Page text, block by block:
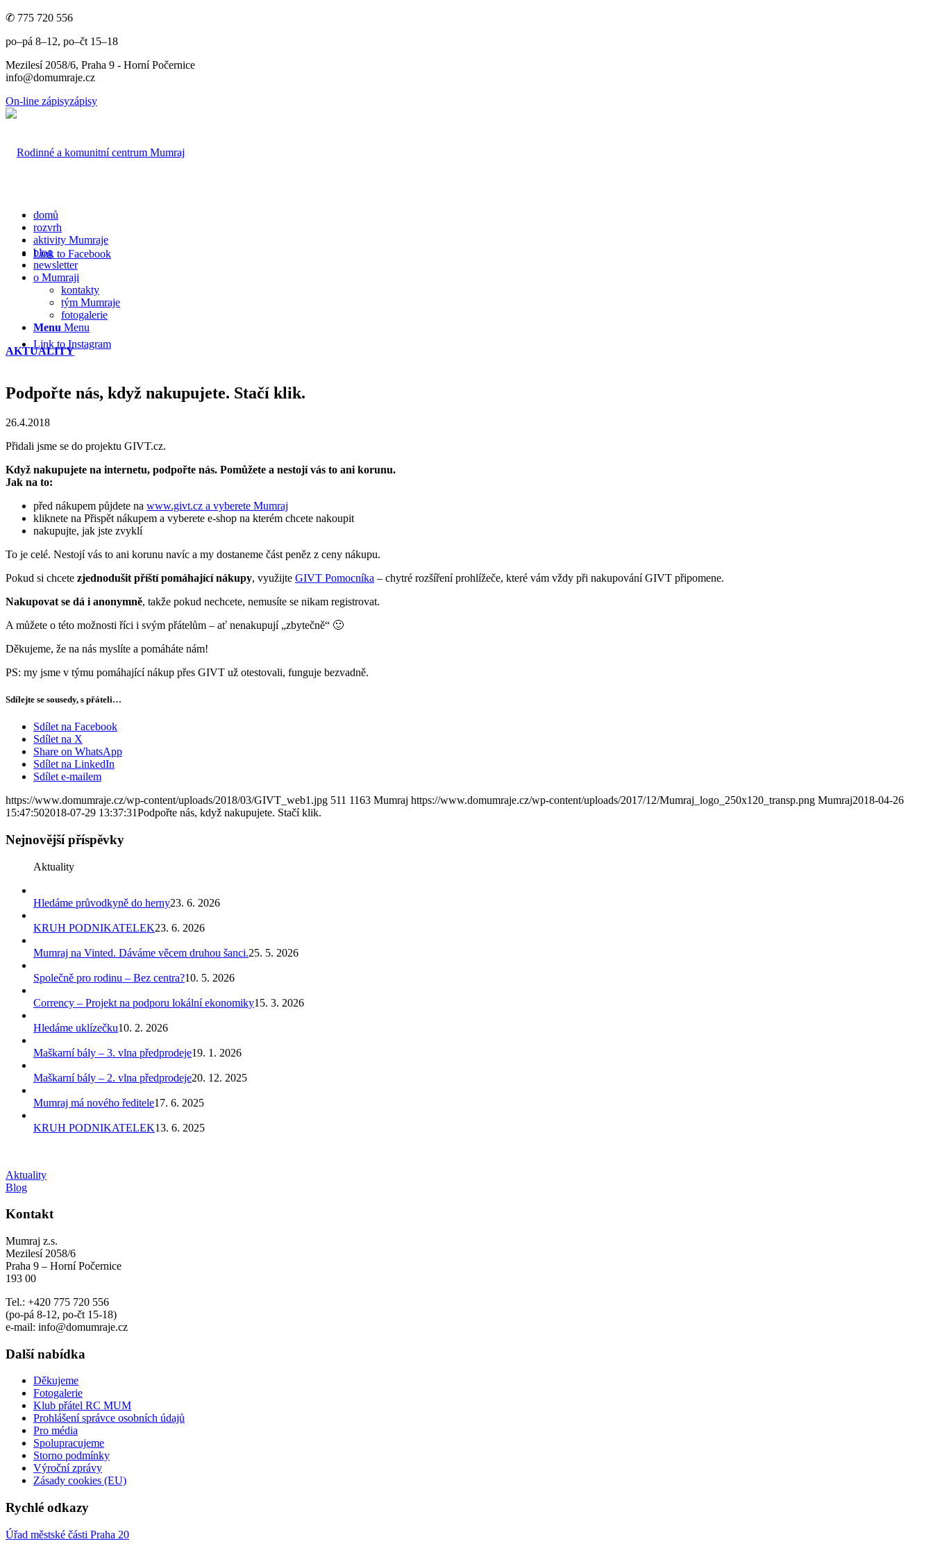
✆ 775 720 556
po–pá 8–12, po–čt 15–18
Mezilesí 2058/6, Praha 9 - Horní Počernice
info@domumraje.cz
On-line zápisyzápisy
Link to Facebook
Link to Instagram
domů
rozvrh
aktivity Mumraje
blog
newsletter
o Mumraji
kontakty
tým Mumraje
fotogalerie
Menu Menu
AKTUALITY
Podpořte nás, když nakupujete. Stačí klik.
26.4.2018
Přidali jsme se do projektu GIVT.cz.
Když nakupujete na internetu, podpořte nás. Pomůžete a nestojí vás to ani korunu.
Jak na to:
před nákupem půjdete na www.givt.cz a vyberete Mumraj
kliknete na Přispět nákupem a vyberete e-shop na kterém chcete nakoupit
nakupujte, jak jste zvyklí
To je celé. Nestojí vás to ani korunu navíc a my dostaneme část peněz z ceny nákupu.
Pokud si chcete zjednodušit příští pomáhající nákupy, využijte GIVT Pomocníka – chytré rozšíření prohlížeče, které vám vždy při nakupování GIVT připomene.
Nakupovat se dá i anonymně, takže pokud nechcete, nemusíte se nikam registrovat.
A můžete o této možnosti říci i svým přátelům – ať nenakupují „zbytečně“ 🙂
Děkujeme, že na nás myslíte a pomáháte nám!
PS: my jsme v týmu pomáhající nákup přes GIVT už otestovali, funguje bezvadně.
Sdílejte se sousedy, s přáteli…
Sdílet na Facebook
Sdílet na X
Share on WhatsApp
Sdílet na LinkedIn
Sdílet e-mailem
https://www.domumraje.cz/wp-content/uploads/2018/03/GIVT_web1.jpg 511 1163 Mumraj https://www.domumraje.cz/wp-content/uploads/2017/12/Mumraj_logo_250x120_transp.png Mumraj2018-04-26
15:47:502018-07-29 13:37:31Podpořte nás, když nakupujete. Stačí klik.
Nejnovější příspěvky
Aktuality
Hledáme průvodkyně do herny23. 6. 2026
KRUH PODNIKATELEK23. 6. 2026
Mumraj na Vinted. Dáváme věcem druhou šanci.25. 5. 2026
Společně pro rodinu – Bez centra?10. 5. 2026
Corrency – Projekt na podporu lokální ekonomiky15. 3. 2026
Hledáme uklízečku10. 2. 2026
Maškarní bály – 3. vlna předprodeje19. 1. 2026
Maškarní bály – 2. vlna předprodeje20. 12. 2025
Mumraj má nového ředitele17. 6. 2025
KRUH PODNIKATELEK13. 6. 2025
Aktuality
Blog
Kontakt
Mumraj z.s.
Mezilesí 2058/6
Praha 9 – Horní Počernice
193 00
Tel.: +420 775 720 556
(po-pá 8-12, po-čt 15-18)
e-mail: info@domumraje.cz
Další nabídka
Děkujeme
Fotogalerie
Klub přátel RC MUM
Prohlášení správce osobních údajů
Pro média
Spolupracujeme
Storno podmínky
Výroční zprávy
Zásady cookies (EU)
Rychlé odkazy
Úřad městské části Praha 20